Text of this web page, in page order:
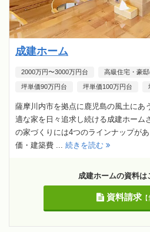
成建ホーム
2000万円〜3000万円台 高級住宅・豪
坪単価90万円台 坪単価100万円台
薩摩川内市を拠点に鹿児島の風土にあ
適な家を日々追求し続ける成建ホーム
の家づくりには4つのラインナップが
価・建築費 ... 続きを読む
成建ホームの資料は
資料請求【